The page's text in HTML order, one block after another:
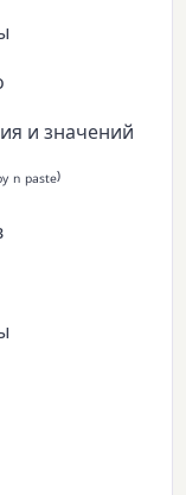
и значений